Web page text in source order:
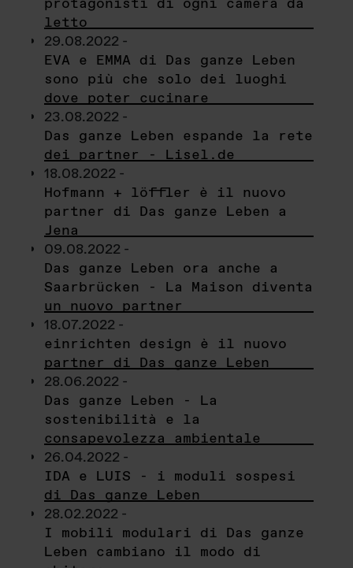
letto
29.08.2022 -
EVA e EMMA di Das ganze Leben
sono più che solo dei luoghi
dove poter cucinare
23.08.2022 -
Das ganze Leben espande la rete
dei partner - Lisel.de
18.08.2022 -
Hofmann + löffler è il nuovo
partner di Das ganze Leben a
Jena
09.08.2022 -
Das ganze Leben ora anche a
Saarbrücken - La Maison diventa
un nuovo partner
18.07.2022 -
einrichten design è il nuovo
partner di Das ganze Leben
28.06.2022 -
Das ganze Leben - La
sostenibilità e la
consapevolezza ambientale
26.04.2022 -
IDA e LUIS - i moduli sospesi
di Das ganze Leben
28.02.2022 -
I mobili modulari di Das ganze
Leben cambiano il modo di